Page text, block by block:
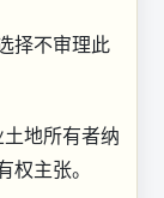
择不审理此
地所有者纳
主张。